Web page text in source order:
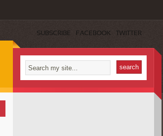
SUBSCRIBE FACEBOOK TWITTER